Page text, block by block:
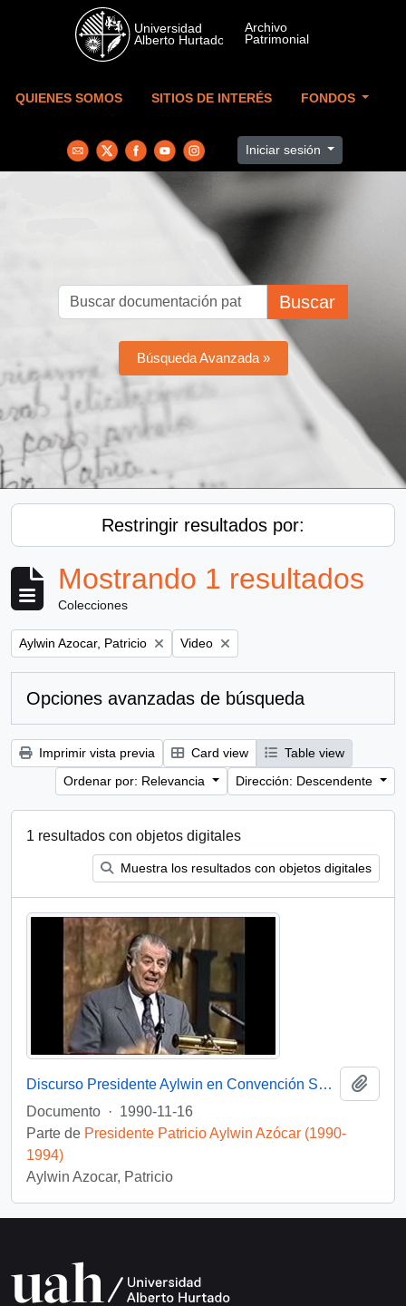
Skip to main content
QUIENES SOMOS SITIOS DE INTERÉS FONDOS
Iniciar sesión
Buscar
Búsqueda Avanzada »
Restringir resultados por:
Mostrando 1 resultados
Colecciones
Remove filter:
Aylwin Azocar, Patricio Remove filter:
Video
Opciones avanzadas de búsqueda
Imprimir vista previa Card view
Table view
Ordenar por: Relevancia
Dirección: Descendente
1 resultados con objetos digitales
Muestra los resultados con objetos digitales
Discurso Presidente Aylwin en Convención Santiago: Video
Documento · 1990-11-16
Parte de Presidente Patricio Aylwin Azócar (1990-
1994)
Aylwin Azocar, Patricio